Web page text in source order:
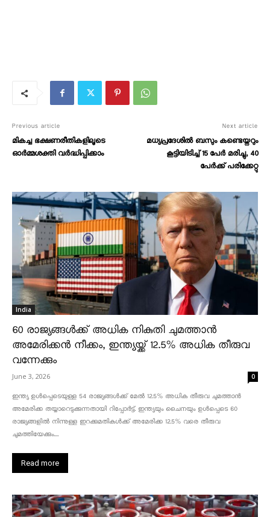
Previous article
മികച്ച ഭക്ഷണരീതികളിലൂടെ
ഓർമ്മശക്തി വർദ്ധിപ്പിക്കാം
Next article
മധ്യപ്രദേശിൽ ബസും കണ്ടെയ്നറും
കൂട്ടിയിടിച്ച് 15 പേർ മരിച്ചു, 40
പേർക്ക് പരിക്കേറ്റു
India
60 രാജ്യങ്ങൾക്ക് അധിക നികുതി ചുമത്താൻ
അമേരിക്കൻ നീക്കം, ഇന്ത്യയ്ക്ക് 12.5% അധിക തീരുവ
വന്നേക്കും
June 3, 2026 0
ഇന്ത്യ ഉൾപ്പെടെയുള്ള 54 രാജ്യങ്ങൾക്ക് മേൽ 12.5% അധിക തീരുവ ചുമത്താൻ
അമേരിക്ക തയ്യാറെടുക്കുന്നതായി റിപ്പോർട്ട്. ഇന്ത്യയും ചൈനയും ഉൾപ്പെടെ 60
രാജ്യങ്ങളിൽ നിന്നുള്ള ഇറക്കുമതികൾക്ക് അമേരിക്ക 12.5% ​​വരെ തീരുവ
ചുമത്തിയേക്കും....
Read more